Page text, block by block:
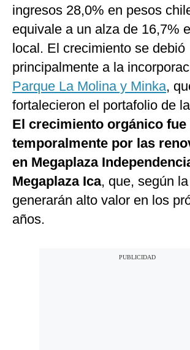
ingresos 28,0% en pesos
equivale a un alza de 16,7%
local. El crecimiento se debió
principalmente a la
Parque La Molina y Minka,
fortalecieron el portafolio de
El crecimiento orgánico fue
temporalmente por las
en Megaplaza
Megaplaza Ica, que, según
generarán alto valor en los
años.